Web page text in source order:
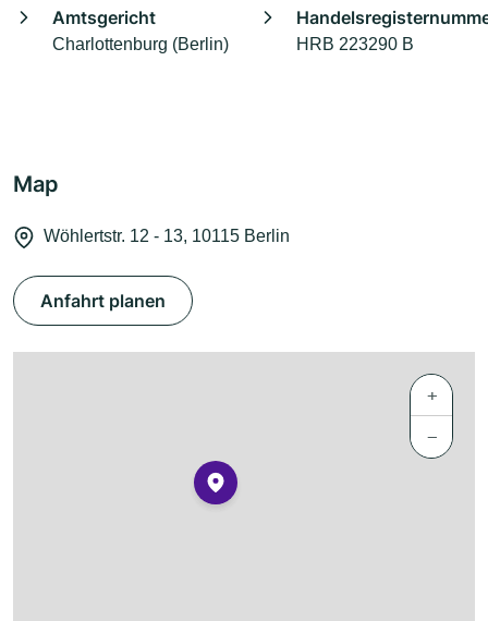
Amtsgericht
Charlottenburg (Berlin) HRB 223290 B
Map
Wöhlertstr. 12 - 13, 10115 Berlin
Anfahrt planen
+
−